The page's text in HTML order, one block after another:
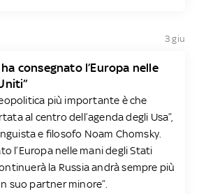
3 giu
consegnato l’Europa nelle
più importante è che
al centro dell’agenda degli Usa”,
e filosofo Noam Chomsky.
l’Europa nelle mani degli Stati
la Russia andrà sempre più
suo partner minore”.